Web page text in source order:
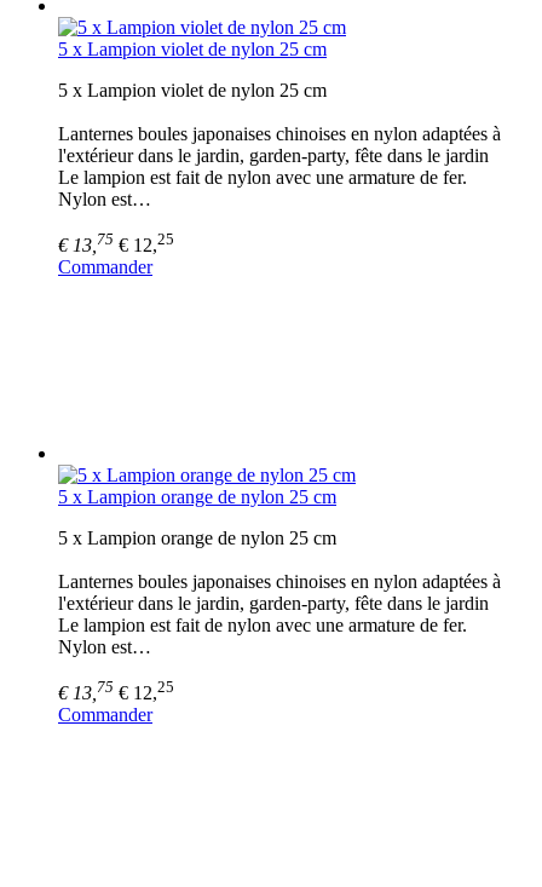
5 x Lampion violet de nylon 25 cm
5 x Lampion violet de nylon 25 cm
Lanternes boules japonaises chinoises en nylon adaptées à
l'extérieur dans le jardin, garden-party, fête dans le jardin
Le lampion est fait de nylon avec une armature de fer.
Nylon est…
€ 13, 75 € 12,25
Commander
5 x Lampion orange de nylon 25 cm
5 x Lampion orange de nylon 25 cm
Lanternes boules japonaises chinoises en nylon adaptées à
l'extérieur dans le jardin, garden-party, fête dans le jardin
Le lampion est fait de nylon avec une armature de fer.
Nylon est…
€ 13, 75 € 12,25
Commander